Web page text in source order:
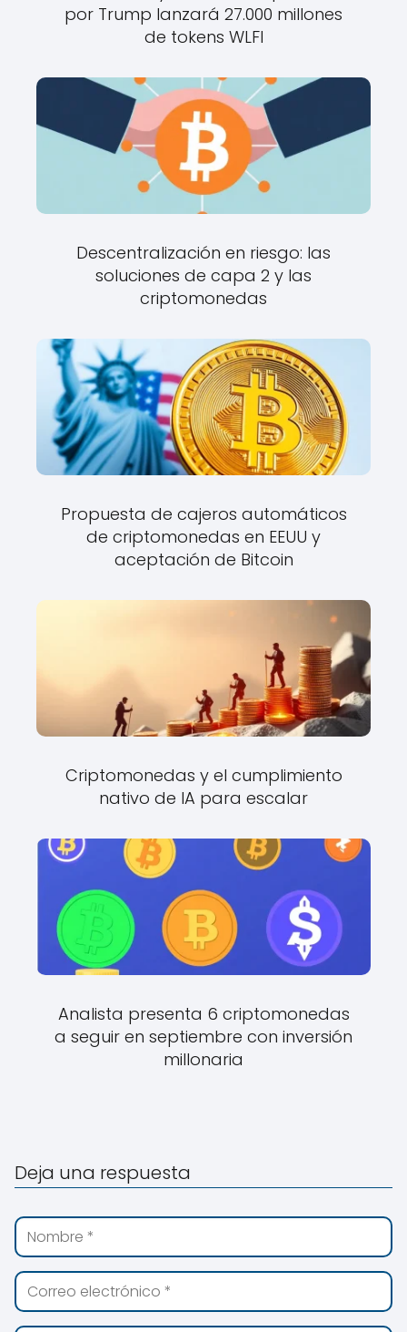
por Trump lanzará 27.000 millones
de tokens WLFI
Descentralización en riesgo: las
soluciones de capa 2 y las
criptomonedas
Propuesta de cajeros automáticos
de criptomonedas en EEUU y
aceptación de Bitcoin
Criptomonedas y el cumplimiento
nativo de IA para escalar
Analista presenta 6 criptomonedas
a seguir en septiembre con inversión
millonaria
Deja una respuesta